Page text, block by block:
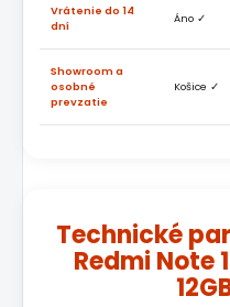
Vrátenie do 14
dní
Áno ✓
Showroom a
osobné
prevzatie
Košice ✓
Technické
Redmi Note